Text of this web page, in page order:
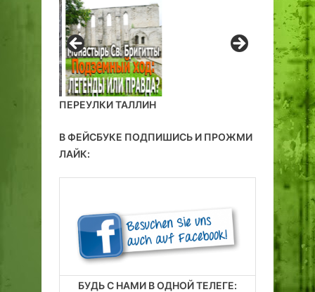
ПЕРЕУЛКИ ТАЛЛИН
В ФЕЙСБУКЕ ПОДПИШИСЬ И ПРОЖМИ
ЛАЙК:
БУДЬ С НАМИ В ОДНОЙ ТЕЛЕГЕ: